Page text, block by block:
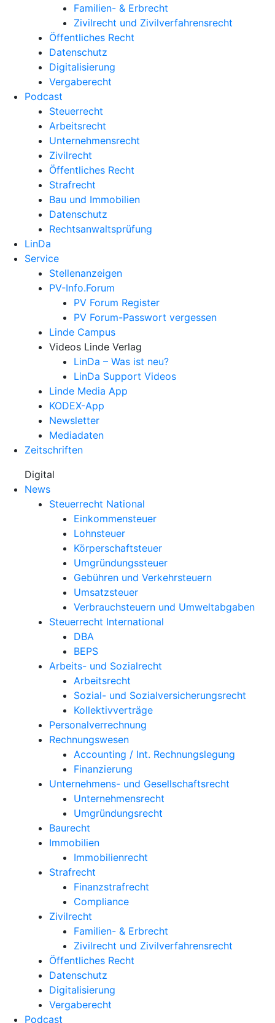
Familien- & Erbrecht
Zivilrecht und Zivilverfahrensrecht
Öffentliches Recht
Datenschutz
Digitalisierung
Vergaberecht
Podcast
Steuerrecht
Arbeitsrecht
Unternehmens­recht
Zivilrecht
Öffentliches Recht
Strafrecht
Bau und Immobilien
Datenschutz
Rechtsanwalts­prüfung
LinDa
Service
Stellenanzeigen
PV-Info.Forum
PV Forum Register
PV Forum-Passwort vergessen
Linde Campus
Videos Linde Verlag
LinDa – Was ist neu?
LinDa Support Videos
Linde Media App
KODEX-App
Newsletter
Mediadaten
Zeitschriften
Digital
News
Steuerrecht National
Einkommensteuer
Lohnsteuer
Körperschaftsteuer
Umgründungssteuer
Gebühren und Verkehrsteuern
Umsatzsteuer
Verbrauchsteuern und Umweltabgaben
Steuerrecht International
DBA
BEPS
Arbeits- und Sozialrecht
Arbeitsrecht
Sozial- und Sozialversicherungsrecht
Kollektivverträge
Personalverrechnung
Rechnungswesen
Accounting / Int. Rechnungslegung
Finanzierung
Unternehmens- und Gesellschaftsrecht
Unternehmensrecht
Umgründungsrecht
Baurecht
Immobilien
Immobilienrecht
Strafrecht
Finanzstrafrecht
Compliance
Zivilrecht
Familien- & Erbrecht
Zivilrecht und Zivilverfahrensrecht
Öffentliches Recht
Datenschutz
Digitalisierung
Vergaberecht
Podcast